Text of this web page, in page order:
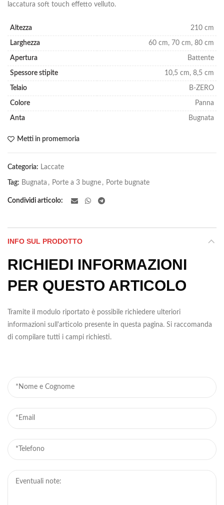
laccatura soft touch effetto velluto.
Altezza 210 cm
Larghezza 60 cm, 70 cm, 80 cm
Apertura Battente
Spessore stipite 10,5 cm, 8,5 cm
Telaio B-ZERO
Colore Panna
Anta Bugnata
Metti in promemoria
Categoria: Laccate
Tag: Bugnata , Porte a 3 bugne , Porte bugnate
Condividi articolo
INFO SUL PRODOTTO
RICHIEDI INFORMAZIONI
PER QUESTO ARTICOLO
Tramite il modulo riportato è possibile richiedere ulteriori
informazioni sull'articolo presente in questa pagina. Si raccomanda
di compilare tutti i campi richiesti.